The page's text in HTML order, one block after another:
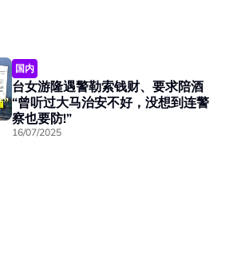
国内
台女游隆遇警勒索钱财、要求陪酒
“曾听过大马治安不好，没想到连警
察也要防!”
16/07/2025